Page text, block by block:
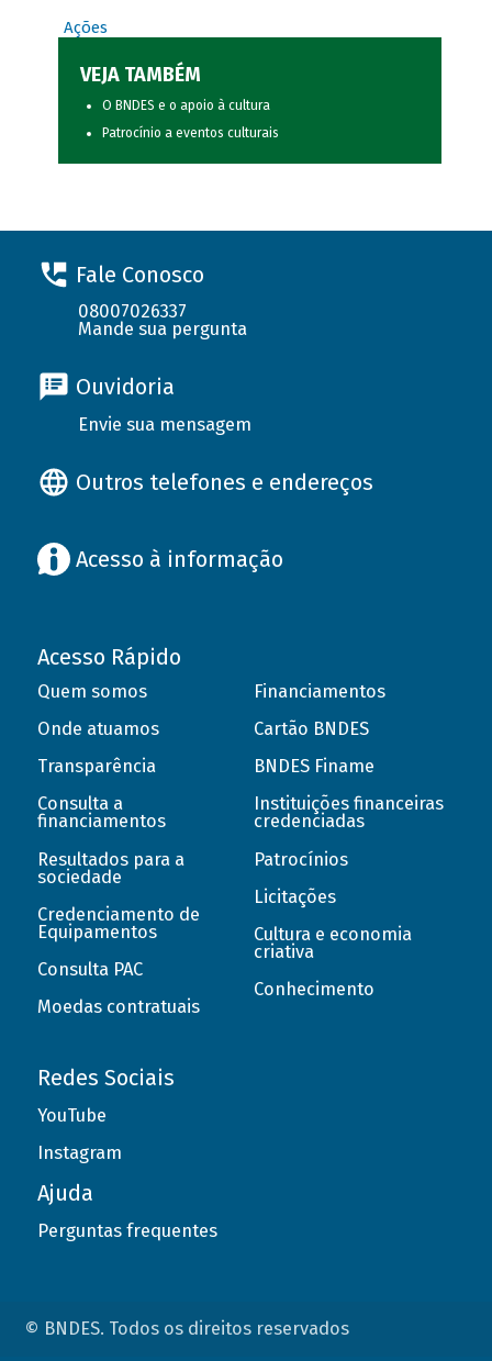
Ações
VEJA TAMBÉM
O BNDES e o apoio à cultura
Patrocínio a eventos culturais
Fale Conosco
08007026337
Mande sua pergunta
Ouvidoria
Envie sua mensagem
Outros telefones e endereços
Acesso à informação
Acesso Rápido
Quem somos
Onde atuamos
Transparência
Consulta a
financiamentos
Resultados para a
sociedade
Credenciamento de
Equipamentos
Consulta PAC
Moedas contratuais
Financiamentos
Cartão BNDES
BNDES Finame
Instituições financeiras
credenciadas
Patrocínios
Licitações
Cultura e economia
criativa
Conhecimento
Redes Sociais
YouTube
Instagram
Ajuda
Perguntas frequentes
© BNDES. Todos os direitos reservados